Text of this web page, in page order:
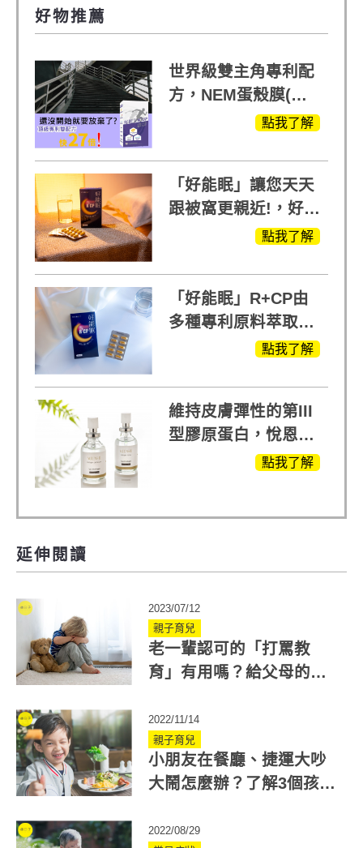
好物推薦
世界級雙主角專利配
方，NEM蛋殼膜(蛋
白聚醣)+UCll原裝進
+軟骨素
點我了解
「好能眠」讓您天天
跟被窩更親近!，好能
生醫X陳亞蘭推薦!
點我了解
「好能眠」R+CP由
多種專利原料萃取、
白鳳豆、羅布麻、西
晰的關鍵!
點我了解
維持皮膚彈性的第III
型膠原蛋白，悅恩詩
給予寶寶般的肌膚感
點我了解
延伸閱讀
2023/07/12
親子育兒
老一輩認可的「打罵教
育」有用嗎？給父母的情
2022/11/14
親子育兒
小朋友在餐廳、捷運大吵
大鬧怎麼辦？了解3個孩子
2022/08/29